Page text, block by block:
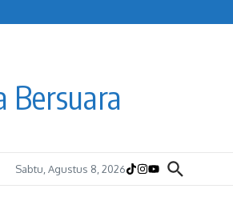
Bersuara
Sabtu, Agustus 8, 2026